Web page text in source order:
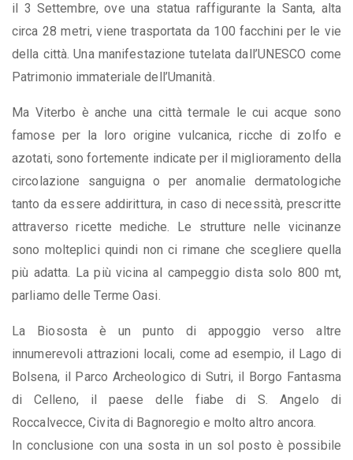
il 3 Settembre, ove una statua raffigurante la Santa, alta
circa 28 metri, viene trasportata da 100 facchini per le vie
della città. Una manifestazione tutelata dall’UNESCO come
Patrimonio immateriale dell’Umanità.
Ma Viterbo è anche una città termale le cui acque sono
famose per la loro origine vulcanica, ricche di zolfo e
azotati, sono fortemente indicate per il miglioramento della
circolazione sanguigna o per anomalie dermatologiche
tanto da essere addirittura, in caso di necessità, prescritte
attraverso ricette mediche. Le strutture nelle vicinanze
sono molteplici quindi non ci rimane che scegliere quella
più adatta. La più vicina al campeggio dista solo 800 mt,
parliamo delle Terme Oasi.
La Biososta è un punto di appoggio verso altre
innumerevoli attrazioni locali, come ad esempio, il Lago di
Bolsena, il Parco Archeologico di Sutri, il Borgo Fantasma
di Celleno, il paese delle fiabe di S. Angelo di
Roccalvecce, Civita di Bagnoregio e molto altro ancora.
In conclusione con una sosta in un sol posto è possibile